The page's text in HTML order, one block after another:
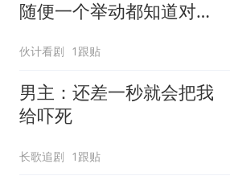
随便一个举动都知道对方
伙计看剧 1跟贴
男主：还差一秒就会把我
给吓死
长歌追剧 1跟贴